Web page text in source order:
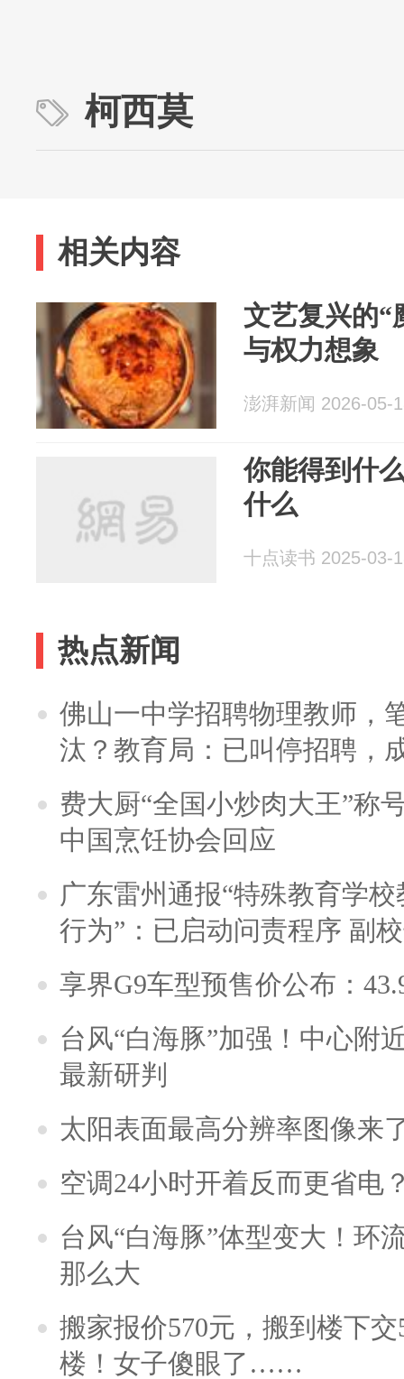
柯西莫
相关内容
文艺复兴的“
与权力想象
澎湃新闻 2026-05-
你能得到什
什么
十点读书 2025-03-
热点新闻
佛山一中学招聘物理教师，
汰？教育局：已叫停招聘，
费大厨“全国小炒肉大王”称
中国烹饪协会回应
广东雷州通报“特殊教育学
行为”：已启动问责程序 副
享界G9车型预售价公布：
台风“白海豚”加强！中心附
最新研判
太阳表面最高分辨率图像来
空调24小时开着反而更省电
台风“白海豚”体型变大！环
那么大
搬家报价570元，搬到楼下
楼！女子傻眼了……